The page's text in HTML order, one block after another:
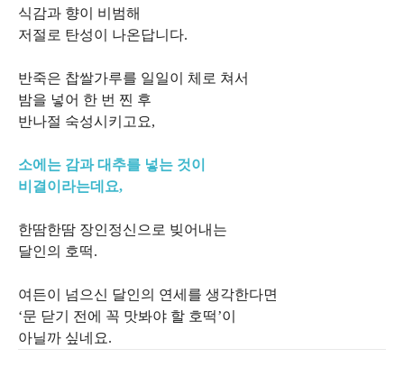
식감과 향이 비범해
저절로 탄성이 나온답니다.
반죽은 찹쌀가루를 일일이 체로 쳐서
밤을 넣어 한 번 찐 후
반나절 숙성시키고요,
소에는 감과 대추를 넣는 것이
비결이라는데요,
한땀한땀 장인정신으로 빚어내는
달인의 호떡.
여든이 넘으신 달인의 연세를 생각한다면
‘문 닫기 전에 꼭 맛봐야 할 호떡’이
아닐까 싶네요.